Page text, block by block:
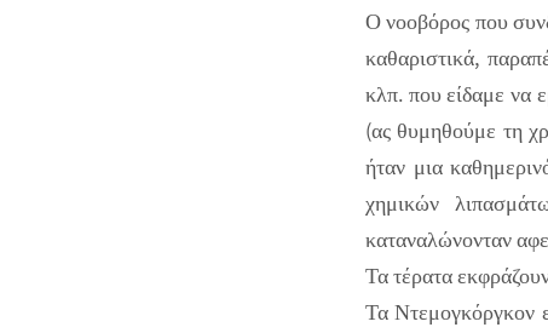
Ο νοοβόρος που
καθαριστικά,
κλπ. που είδαμε να
(ας θυμηθούμε τη
ήταν μια
χημικών
καταναλώνονταν
Τα τέρατα
Τα Ντεμογκόργκον